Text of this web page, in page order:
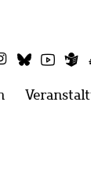
Instagram
Bluesky
Menü